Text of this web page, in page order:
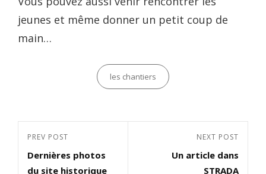
jeunes et même donner un petit coup de
main…
Categories
les chantiers
Navigation
de
l’article
Previous
Post
PREV POST
Dernières photos
du site historique
NEXT POST
Un article dans
STRADA